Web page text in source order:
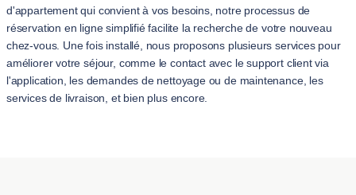
d'appartement qui convient à vos besoins, notre processus de
réservation en ligne simplifié facilite la recherche de votre nouveau
chez-vous. Une fois installé, nous proposons plusieurs services pour
améliorer votre séjour, comme le contact avec le support client via
l'application, les demandes de nettoyage ou de maintenance, les
services de livraison, et bien plus encore.